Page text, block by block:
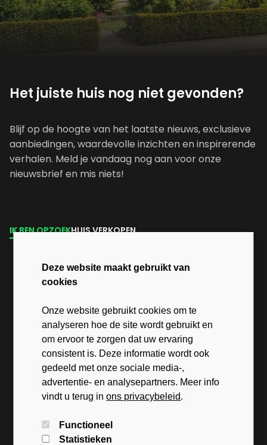
Het juiste huis nog niet gevonden?
Blijf op de hoogte van het laatste nieuws, exclusieve
aanbiedingen, waardevolle inzichten en inspirerende
verhalen. Meld je vandaag nog aan voor onze
nieuwsbrief en mis niets!
IK BEN OPZOEKHUIS VERKOPEN
Deze website maakt gebruikt van
cookies
Onze website gebruikt cookies om te
analyseren hoe de site wordt gebruikt en
om ervoor te zorgen dat uw ervaring
consistent is. Deze informatie wordt ook
gedeeld met onze sociale media-,
advertentie- en analysepartners. Meer info
vindt u terug in ons privacybeleid.
Functioneel
Statistieken
Immo-store bv
Kasteelstraat 1, 1700 Dilbeek
Immo Derde Alg.